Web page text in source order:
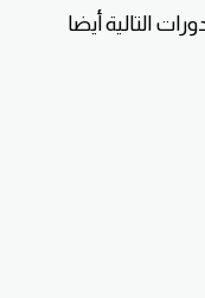
التالية أيضا